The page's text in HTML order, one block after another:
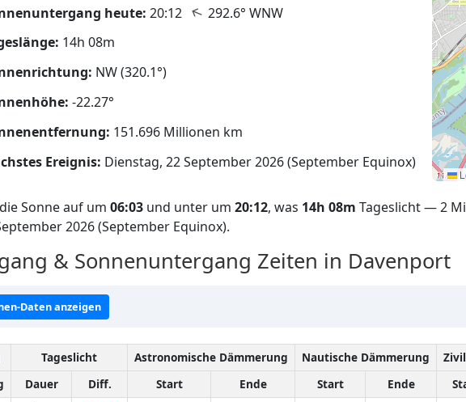
heute: 20:12 ↑ 292.6° WNW
14h 08m
NW (320.1°)
-22.27°
151.696 Millionen km
Ereignis: Dienstag, 22 September 2026 (September Equinox)
Sonne auf um 06:03 und unter um 20:12, was 14h 08m Tageslicht — 2
2026 (September Equinox).
& Sonnenuntergang Zeiten in Davenport
Daten anzeigen
Tageslicht Astronomische Dämmerung Nautische Dämmerung
Dauer Diff. Start Ende Start Ende